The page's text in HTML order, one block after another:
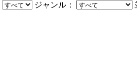
ジャンル：